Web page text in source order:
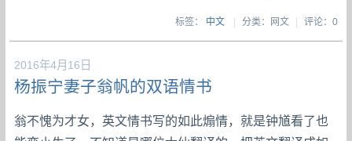
标签： 中文 分类：网文| 评论：0
2016年4月16日
杨振宁妻子翁帆的双语情书
翁不愧为才女，英文情书写的如此煽情，就是钟馗看了也